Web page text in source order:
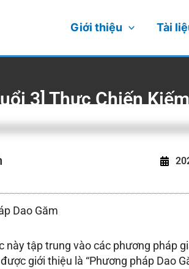
Giới thiệu Tài
3] Thực Chiến
Dao Găm
này tập trung vào các phương pháp
giới thiệu là “Phương pháp Dao